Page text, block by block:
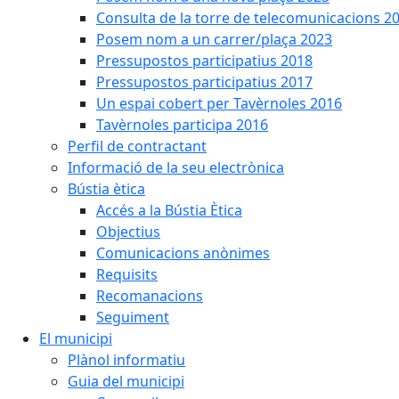
Consulta de la torre de telecomunicacions
Posem nom a un carrer/plaça 2023
Pressupostos participatius 2018
Pressupostos participatius 2017
Un espai cobert per Tavèrnoles 2016
Tavèrnoles participa 2016
Perfil de contractant
Informació de la seu electrònica
Bústia ètica
Accés a la Bústia Ètica
Objectius
Comunicacions anònimes
Requisits
Recomanacions
Seguiment
El municipi
Plànol informatiu
Guia del municipi